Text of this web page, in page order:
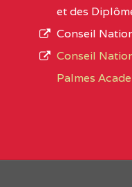
895
1055
72
1358
et des
Conseil
Conseil
Palmes